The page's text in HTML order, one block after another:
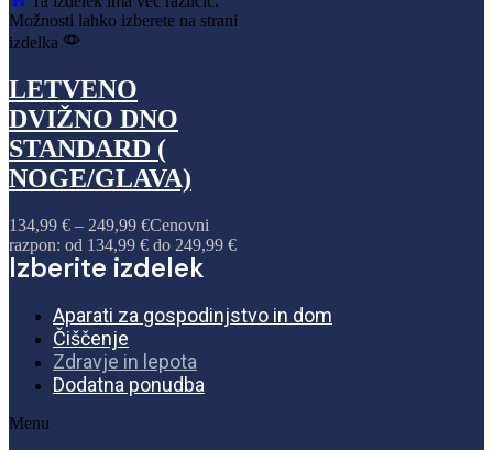
Možnosti lahko izberete na strani
izdelka
LETVENO
DVIŽNO DNO
STANDARD (
NOGE/GLAVA)
134,99 € – 249,99 €Cenovni
razpon: od 134,99 € do 249,99 €
Izberite izdelek
Aparati za gospodinjstvo in dom
Čiščenje
Zdravje in lepota
Dodatna ponudba
Menu